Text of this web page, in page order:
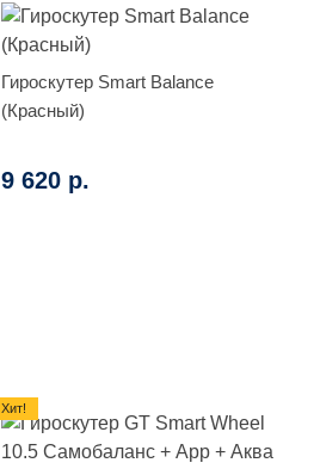
Гироскутер Smart Balance
(Красный)
9 620 р.
Хит!